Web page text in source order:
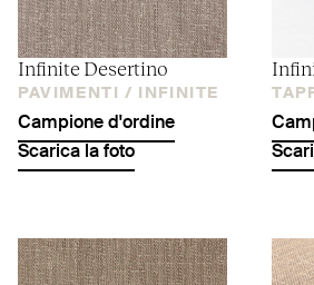
Infinite Desertino
PAVIMENTI / INFINITE
Campione d'ordine
Scarica la foto